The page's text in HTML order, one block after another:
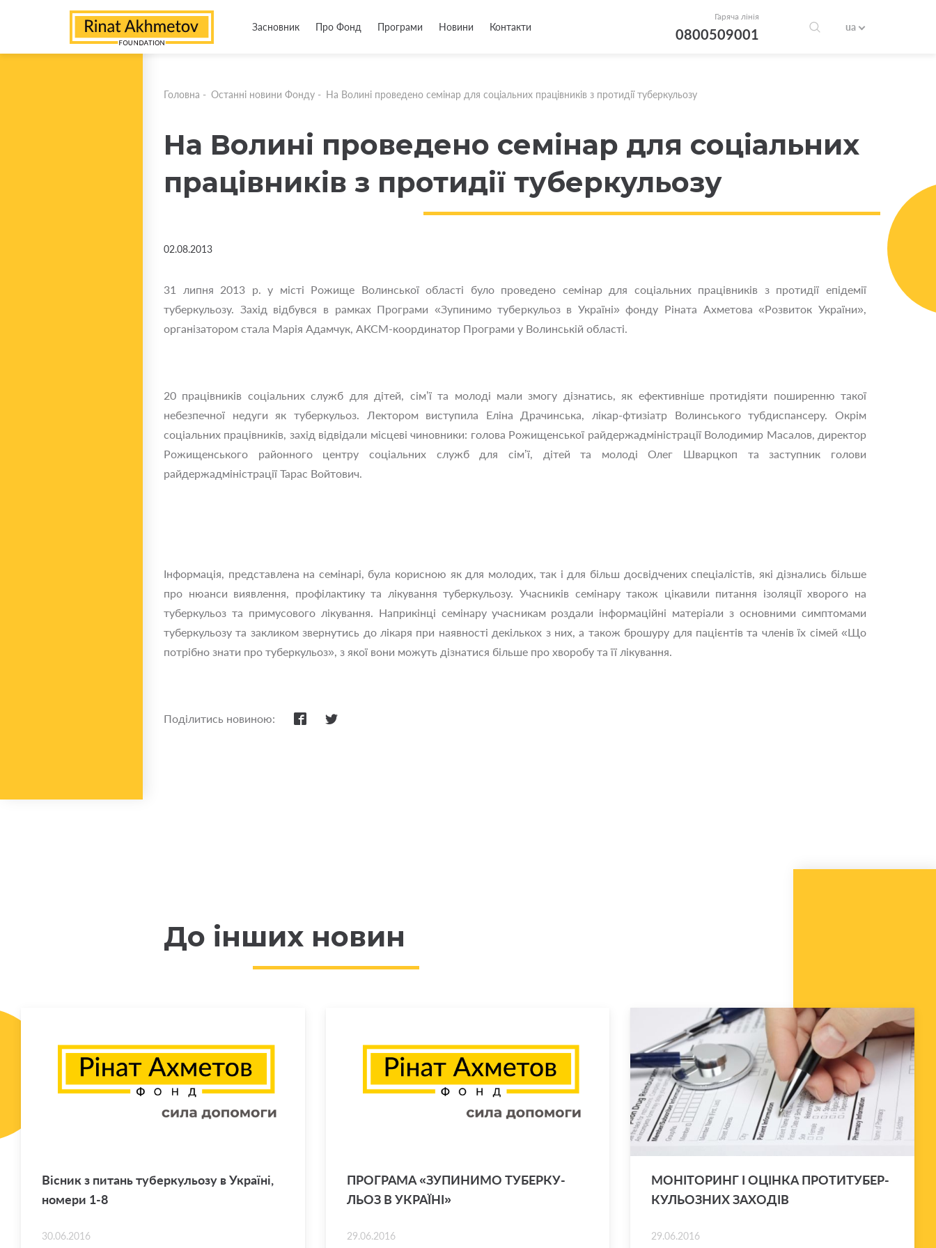
Засновник Про Фонд Програми Новини Контакти
Гаряча лінія
0800509001 ua
Головна - Останні новини Фонду - На Волині проведено семінар для соціальних працівників з протидії туберкульозу
На Волині проведено семінар для соціальних
працівників з протидії туберкульозу
02.08.2013
31 липня 2013 р. у місті Рожище Волинської області було проведено семінар для соціальних працівників з протидії епідемії
туберкульозу. Захід відбувся в рамках Програми «Зупинимо туберкульоз в Україні» фонду Ріната Ахметова «Розвиток України»,
організатором стала Марія Адамчук, АКСМ-координатор Програми у Волинській області.
20 працівників соціальних служб для дітей, сім’ї та молоді мали змогу дізнатись, як ефективніше протидіяти поширенню такої
небезпечної недуги як туберкульоз. Лектором виступила Еліна Драчинська, лікар-фтизіатр Волинського тубдиспансеру. Окрім
соціальних працівників, захід відвідали місцеві чиновники: голова Рожищенської райдержадміністрації Володимир Масалов, директор
Рожищенського районного центру соціальних служб для сім’ї, дітей та молоді Олег Шварцкоп та заступник голови
райдержадміністрації Тарас Войтович.
Інформація, представлена на семінарі, була корисною як для молодих, так і для більш досвідчених спеціалістів, які дізнались більше
про нюанси виявлення, профілактику та лікування туберкульозу. Учасників семінару також цікавили питання ізоляції хворого на
туберкульоз та примусового лікування. Наприкінці семінару учасникам роздали інформаційні матеріали з основними симптомами
туберкульозу та закликом звернутись до лікаря при наявності декількох з них, а також брошуру для пацієнтів та членів їх сімей «Що
потрібно знати про туберкульоз», з якої вони можуть дізнатися більше про хворобу та її лікування.
Поділитись новиною:
До інших новин
Ві­сник з пи­тань ту­бер­ку­льо­зу в Укра­ї­ні,
но­ме­ри 1-8
30.06.2016
ПРО­ГРА­МА «ЗУ­ПИ­НИ­МО ТУ­БЕР­КУ­
ЛЬОЗ В УКРА­Ї­НІ»
29.06.2016
МО­НІ­ТО­РИНГ І ОЦІН­КА ПРО­ТИ­ТУ­БЕР­
КУ­ЛЬО­ЗНИХ ЗА­ХО­ДІВ
29.06.2016